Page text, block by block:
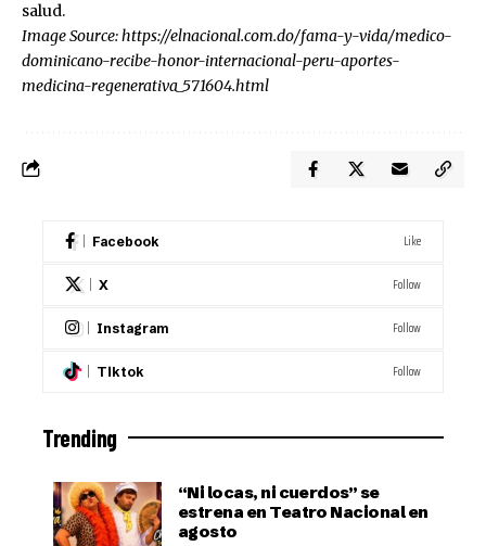
salud.
Image Source:https://elnacional.com.do/fama-y-vida/medico-
dominicano-recibe-honor-internacional-peru-aportes-
medicina-regenerativa_571604.html
Facebook Like
X Follow
Instagram Follow
Tiktok Follow
Trending
“Ni locas, ni cuerdos” se
estrena en Teatro Nacional en
agosto